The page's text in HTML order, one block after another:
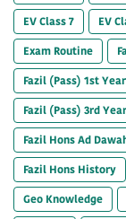
EV Class 7
EV
Exam Routine
Fazil (Pass) 1st Year
Fazil (Pass) 3rd Year
Fazil Hons Ad
Fazil Hons History
Geo Knowledge